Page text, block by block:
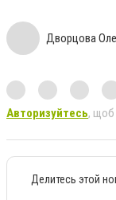
Дворцова
Авторизуйтесь, щоб
Делитесь этой